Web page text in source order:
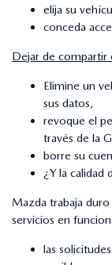
elija su
conceda
Dejar de compartir
Elimine un
sus datos,
revoque el
través de la
borre su
¿Y la calidad
Mazda trabaja
servicios en
las